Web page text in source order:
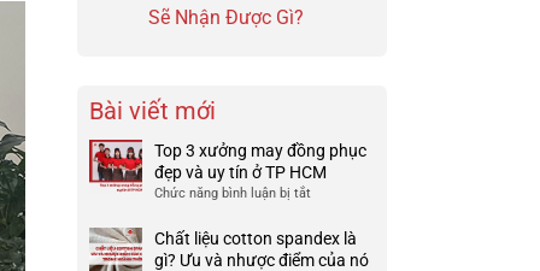
Sẽ Nhận Được Gì?
Bài viết mới
Top 3 xưởng may đồng phục
đẹp và uy tín ở TP HCM
Chức năng bình luận bị tắtở
3
xưởng
Chất liệu cotton spandex là
gì? Ưu và nhược điểm của nó